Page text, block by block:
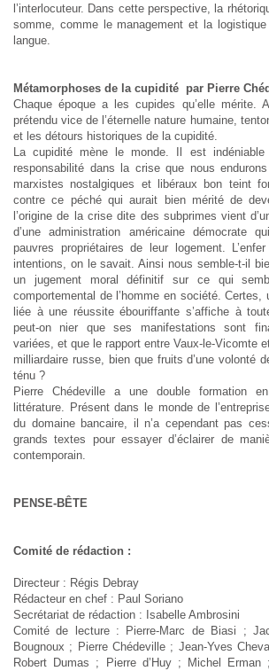
l’interlocuteur. Dans cette perspective, la
somme, comme le management et la
langue.
Métamorphoses de la cupidité par Pierre
Chaque époque a les cupides qu’elle mérite.
prétendu vice de l’éternelle nature humaine,
et les détours historiques de la cupidité.
La cupidité mène le monde. Il est
responsabilité dans la crise que nous
marxistes nostalgiques et libéraux bon teint
contre ce péché qui aurait bien mérité de
l’origine de la crise dite des subprimes vient
d’une administration américaine démocrate
pauvres propriétaires de leur logement.
intentions, on le savait. Ainsi nous semble-t-il
un jugement moral définitif sur ce qui
comportemental de l’homme en société. Certes,
liée à une réussite ébouriffante s’affiche à
peut-on nier que ses manifestations sont
variées, et que le rapport entre Vaux-le-Vicomte
milliardaire russe, bien que fruits d’une volonté
ténu ?
Pierre Chédeville a une double formation
littérature. Présent dans le monde de
du domaine bancaire, il n’a cependant pas
grands textes pour essayer d’éclairer de
contemporain.
PENSE-BÊTE
Comité de rédaction :
Directeur : Régis Debray
Rédacteur en chef : Paul Soriano
Secrétariat de rédaction : Isabelle Ambrosini
Comité de lecture : Pierre-Marc de Biasi ;
Bougnoux ; Pierre Chédeville ; Jean-Yves
Robert Dumas ; Pierre d’Huy ; Michel Erman